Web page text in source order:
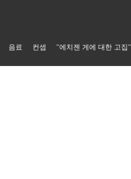
음료 컨셉 "에치젠 게에 대한 고집"